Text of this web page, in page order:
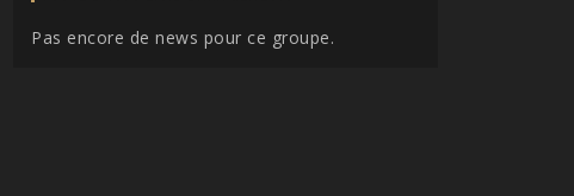
Pas encore de news pour ce groupe.